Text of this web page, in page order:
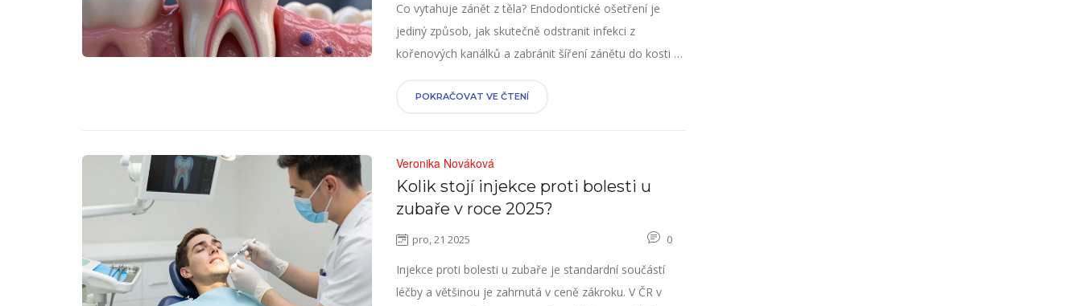
Co vytahuje zánět z těla? Endodontické ošetření je
jediný způsob, jak skutečně odstranit infekci z
kořenových kanálků a zabránit šíření zánětu do kosti a
nemáte odložit.
POKRAČOVAT VE ČTENÍ
Veronika Nováková
Kolik stojí injekce proti bolesti u
zubaře v roce 2025?
pro, 21 2025 0
Injekce proti bolesti u zubaře je standardní součástí
léčby a většinou je zahrnutá v ceně zákroku. V ČR v